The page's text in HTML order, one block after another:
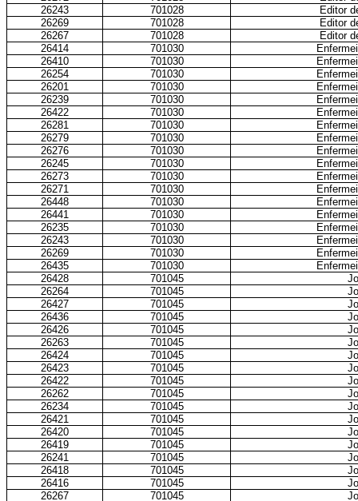
26243
701028
Editor
26269
701028
Editor
26267
701028
Editor
26414
701030
26410
701030
26254
701030
26201
701030
26239
701030
26422
701030
26281
701030
26279
701030
26276
701030
26245
701030
26273
701030
26271
701030
26448
701030
26441
701030
26235
701030
26243
701030
26269
701030
26435
701030
26428
701045
26264
701045
26427
701045
26436
701045
26426
701045
26263
701045
26424
701045
26423
701045
26422
701045
26262
701045
26234
701045
26421
701045
26420
701045
26419
701045
26241
701045
26418
701045
26416
701045
26267
701045